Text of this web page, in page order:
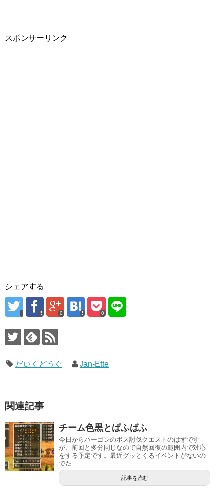
スポンサーリンク
シェアする
0 0
だいくどうぐ Jan-Ette
関連記事
チーム色黒とぱふぱふ
今日からハーゴンのボス討伐クエストのはずです
が、前回と多分同じなので自然回復の範囲内で対応
をする予定です。最近グッとくるイベントがないの
でた...
記事を読む